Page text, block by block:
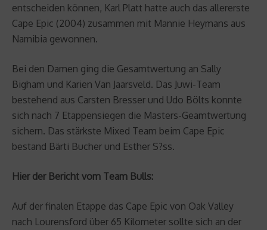
entscheiden können, Karl Platt hatte auch das allererste
Cape Epic (2004) zusammen mit Mannie Heymans aus
Namibia gewonnen.
Bei den Damen ging die Gesamtwertung an Sally
Bigham und Karien Van Jaarsveld. Das Juwi-Team
bestehend aus Carsten Bresser und Udo Bölts konnte
sich nach 7 Etappensiegen die Masters-Geamtwertung
sichern. Das stärkste Mixed Team beim Cape Epic
bestand Bärti Bucher und Esther S?ss.
Hier der Bericht vom Team Bulls:
Auf der finalen Etappe das Cape Epic von Oak Valley
nach Lourensford über 65 Kilometer sollte sich an der